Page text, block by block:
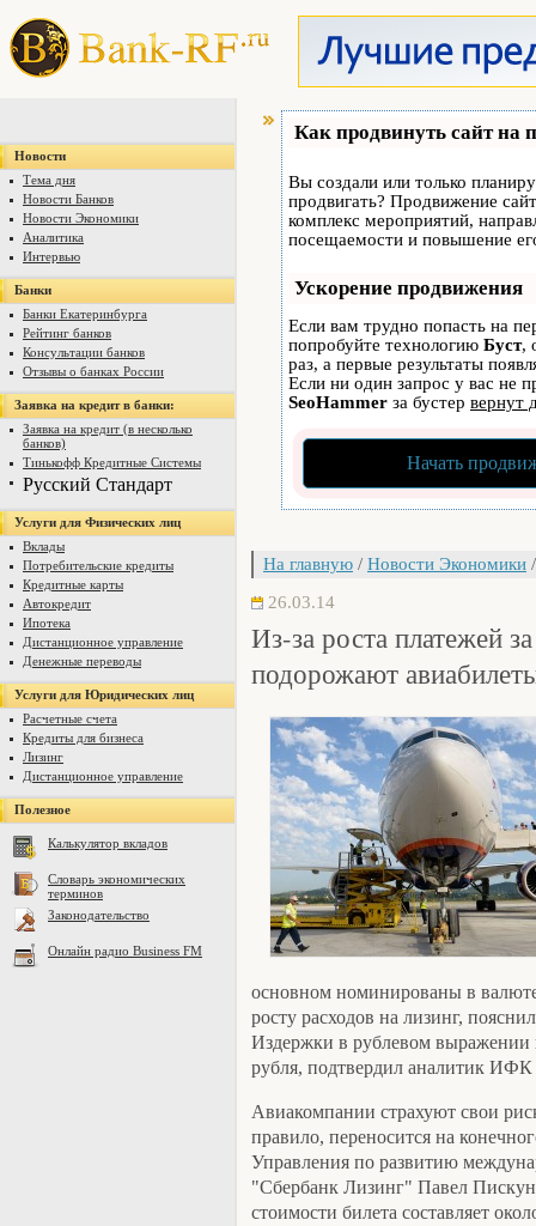
Новости
Тема дня
Новости Банков
Новости Экономики
Аналитика
Интервью
Банки
Банки Екатеринбурга
Рейтинг банков
Консультации банков
Отзывы о банках России
Заявка на кредит в банки:
Заявка на кредит (в несколько
банков)
Тинькофф Кредитные Системы
Русский Стандарт
Услуги для Физических лиц
Вклады
Потребительские кредиты
Кредитные карты
Автокредит
Ипотека
Дистанционное управление
Денежные переводы
Услуги для Юридических лиц
Расчетные счета
Кредиты для бизнеса
Лизинг
Дистанционное управление
Полезное
Калькулятор вкладов
Словарь экономических
терминов
Законодательство
Онлайн радио Business FM
Как продвинуть сайт на
Вы создали или только
продвигать? Продвижение
комплекс мероприятий,
посещаемости и повышение
Ускорение продвижения
Если вам трудно попасть на
попробуйте технологию Буст,
раз, а первые результаты
Если ни один запрос у вас не
SeoHammer за бустер вернут
Начать
На главную / Новости Экономики /
26.03.14
Из-за роста платежей
подорожают
основном номинированы в
росту расходов на лизинг,
Издержки в рублевом выражении
рубля, подтвердил аналитик
Авиакомпании страхуют свои
правило, переносится на
Управления по развитию
"Сбербанк Лизинг" Павел
стоимости билета составляет